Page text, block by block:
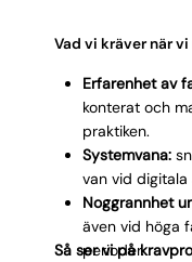
Vad vi kräver när
Erfarenhet av
konterat och
praktiken.
Systemvana:
van vid
Noggrannhet
även vid höga
perioder.
Så ser vi på